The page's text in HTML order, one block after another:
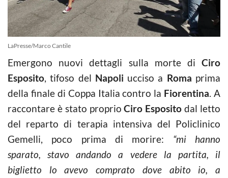
LaPresse/Marco Cantile
Emergono nuovi dettagli sulla morte di Ciro
Esposito, tifoso del Napoli ucciso a Roma prima
della finale di Coppa Italia contro la Fiorentina. A
raccontare è stato proprioCiro Espositodal letto
del reparto di terapia intensiva del Policlinico
Gemelli, poco prima di morire: “mi hanno
sparato, stavo andando a vedere la partita, il
biglietto lo avevo comprato dove abito io, a